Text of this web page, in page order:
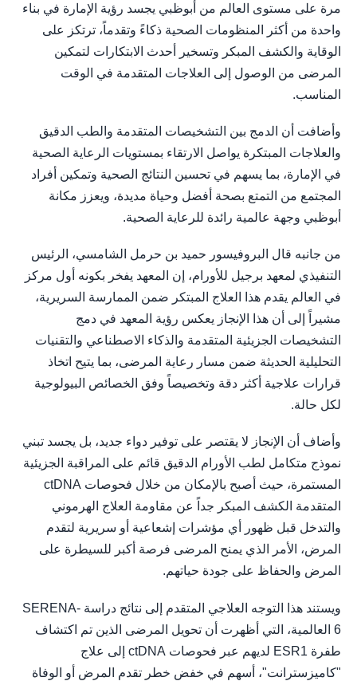
مرة على مستوى العالم من أبوظبي يجسد رؤية الإمارة في بناء
واحدة من أكثر المنظومات الصحية ذكاءً وتقدماً، ترتكز على
الوقاية والكشف المبكر وتسخير أحدث الابتكارات لتمكين
المرضى من الوصول إلى العلاجات المتقدمة في الوقت
المناسب.
وأضافت أن الدمج بين التشخيصات المتقدمة والطب الدقيق
والعلاجات المبتكرة يواصل الارتقاء بمستويات الرعاية الصحية
في الإمارة، بما يسهم في تحسين النتائج الصحية وتمكين أفراد
المجتمع من التمتع بصحة أفضل وحياة مديدة، ويعزز مكانة
أبوظبي وجهة عالمية رائدة للرعاية الصحية.
من جانبه قال البروفيسور حميد بن حرمل الشامسي، الرئيس
التنفيذي لمعهد برجيل للأورام، إن المعهد يفخر بكونه أول مركز
في العالم يقدم هذا العلاج المبتكر ضمن الممارسة السريرية،
مشيراً إلى أن هذا الإنجاز يعكس رؤية المعهد في دمج
التشخيصات الجزيئية المتقدمة والذكاء الاصطناعي والتقنيات
التحليلية الحديثة ضمن مسار رعاية المرضى، بما يتيح اتخاذ
قرارات علاجية أكثر دقة وتخصيصاً وفق الخصائص البيولوجية
لكل حالة.
وأضاف أن الإنجاز لا يقتصر على توفير دواء جديد، بل يجسد تبني
نموذج متكامل لطب الأورام الدقيق قائم على المراقبة الجزيئية
المستمرة، حيث أصبح بالإمكان من خلال فحوصات ctDNA
المتقدمة الكشف المبكر جداً عن مقاومة العلاج الهرموني
والتدخل قبل ظهور أي مؤشرات إشعاعية أو سريرية لتقدم
المرض، الأمر الذي يمنح المرضى فرصة أكبر للسيطرة على
المرض والحفاظ على جودة حياتهم.
ويستند هذا التوجه العلاجي المتقدم إلى نتائج دراسة SERENA-
6 العالمية، التي أظهرت أن تحويل المرضى الذين تم اكتشاف
طفرة ESR1 لديهم عبر فحوصات ctDNA إلى علاج
"كاميزسترانت"، أسهم في خفض خطر تقدم المرض أو الوفاة